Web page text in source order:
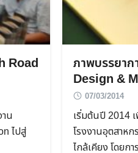
Road
น
ไปสู่
ภาพบรรยา
Design &
07/03/2014
เริ่มต้นปี 2014
โรงงานอุตสาห
ไกล้เคียง โดยก